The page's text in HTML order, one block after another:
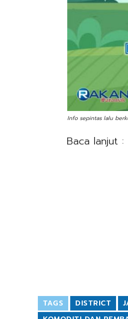
Info sepintas lalu
Baca lanjut :
TAGS DISTRICT